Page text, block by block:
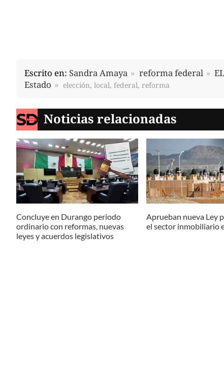
Escrito en: Sandra Amaya reforma federal
Estado
elección, local, federal, reforma
Noticias relacionadas
Concluye en Durango periodo
ordinario con reformas, nuevas
leyes y acuerdos legislativos
Aprueban nueva Ley
el sector inmobiliario